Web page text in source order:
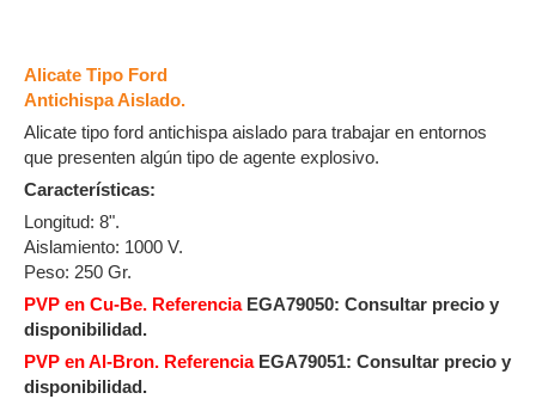
Alicate Tipo Ford
Antichispa Aislado.
Alicate tipo ford antichispa aislado para trabajar en entornos
que presenten algún tipo de agente explosivo.
Características:
Longitud: 8".
Aislamiento: 1000 V.
Peso: 250 Gr.
PVP en Cu-Be. ReferenciaEGA79050: Consultar precio y
disponibilidad.
PVP en Al-Bron. ReferenciaEGA79051: Consultar precio y
disponibilidad.